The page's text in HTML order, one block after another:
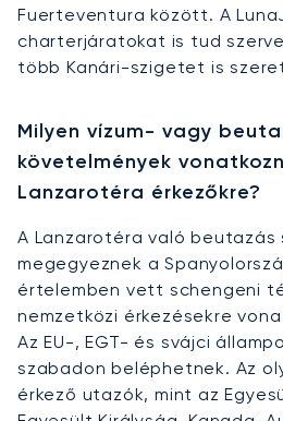
Fuerteventura között. A
charterjáratokat is tud
több Kanári-szigetet is
Milyen vízum- vagy
követelmények
Lanzarotéra érkezőkre?
A Lanzarotéra való beutazás
megegyeznek a
értelemben vett schengeni
nemzetközi érkezésekre
Az EU-, EGT- és svájci
szabadon beléphetnek. Az
érkező utazók, mint az